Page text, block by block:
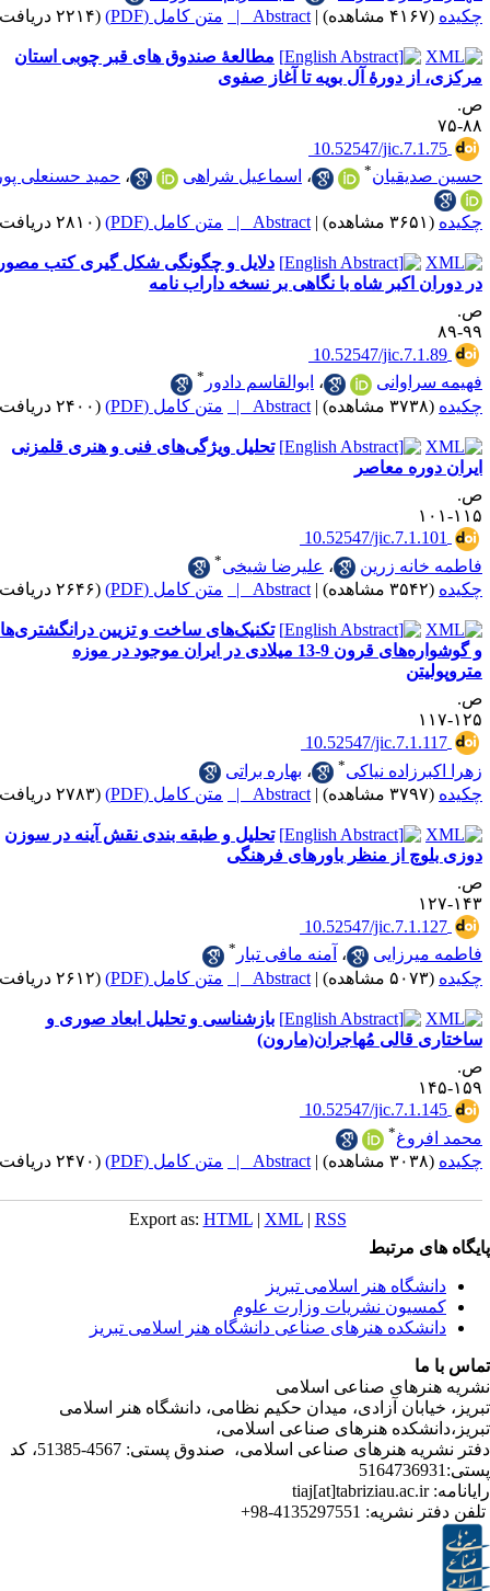
|
Abstract | متن کامل (PDF) (۲۲۱۴ دریافت)
مطالعۀ صندوق های قبر چوبی استان
دورۀ آل بویه تا آغاز صفوی
10.52547/
،اسماعیل شراهی ،حمید حسنعلی پور
|
Abstract | متن کامل (PDF) (۲۸۱۰ دریافت)
دلایل و چگونگی شکل گیری کتب مصور
اکبر شاه با نگاهی بر نسخه داراب نامه
10.52547/
،ابوالقاسم دادور
|
Abstract | متن کامل (PDF) (۲۴۰۰ دریافت)
تحلیل ویژگی‌های فنی و هنری قلمزنی
معاصر
10.52547/
زرین
، علیرضا شیخی *
|
Abstract | متن کامل (PDF) (۲۶۴۶ دریافت)
تکنیک‌های ساخت و تزیین درانگشتری‌‌ها
و گوشواره‌های قرون 9-13 میلادی در ایران موجود در موزه‌
10.52547/
نیاکی * ،بهاره براتی
|
Abstract | متن کامل (PDF) (۲۷۸۳ دریافت)
تحلیل و طبقه بندی نقش آینه در سوزن
از منظر باورهای فرهنگی
10.52547/
،آمنه مافی تبار
|
Abstract | متن کامل (PDF) (۲۶۱۲ دریافت)
بازشناسی و تحلیل ابعاد صوری و
قالی مُهاجران(مارون)
10.52547/
|
Abstract | متن کامل (PDF) (۲۴۷۰ دریافت)
Export as:HTML|XML
مرتبط
هنر اسلامی تبریز
نشریات وزارت علوم
هنرهای صناعی دانشگاه هنر اسلامی تبریز
صناعی اسلامی
آزادی، میدان حکیم نظامی، دانشگاه هنر اسلامی
هنرهای صناعی اسلامی،
دفتر نشریه هنرهای صناعی اسلامی، صندوق پستی: 4567-51385، کد
نشریه:4135297551-98+